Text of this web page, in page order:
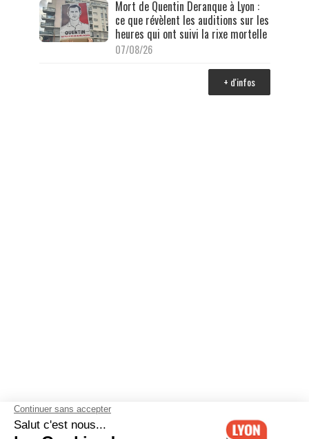
Mort de Quentin Deranque à Lyon :
ce que révèlent les auditions sur les
heures qui ont suivi la rixe mortelle
07/08/26
+ d'infos